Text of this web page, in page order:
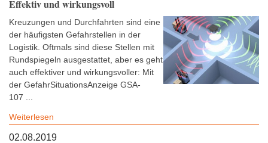
Effektiv und wirkungsvoll
Kreuzungen und Durchfahrten sind eine
der häufigsten Gefahrstellen in der
Logistik. Oftmals sind diese Stellen mit
Rundspiegeln ausgestattet, aber es geht
auch effektiver und wirkungsvoller: Mit
der GefahrSituationsAnzeige GSA-
107 ...
Weiterlesen
02.08.2019